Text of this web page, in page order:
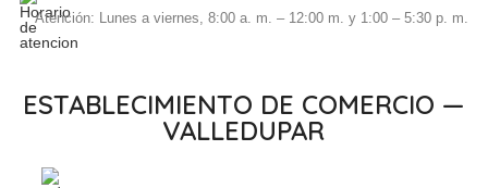
Atención: Lunes a viernes, 8:00 a. m. – 12:00 m. y 1:00 – 5:30 p. m.
ESTABLECIMIENTO DE COMERCIO —
VALLEDUPAR